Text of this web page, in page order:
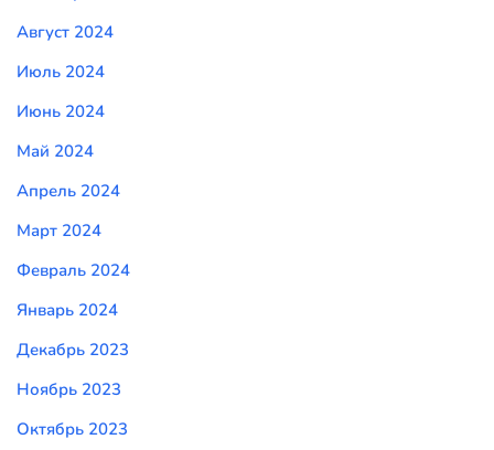
Август 2024
Июль 2024
Июнь 2024
Май 2024
Апрель 2024
Март 2024
Февраль 2024
Январь 2024
Декабрь 2023
Ноябрь 2023
Октябрь 2023